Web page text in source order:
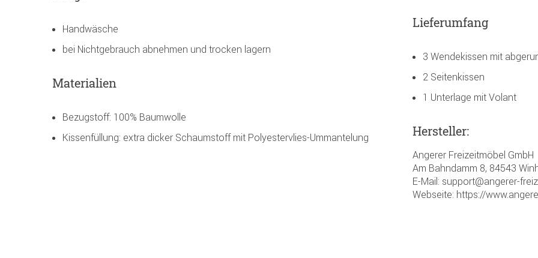
Handwäsche
bei Nichtgebrauch abnehmen und trocken lagern
Materialien
Bezugstoff: 100% Baumwolle
Kissenfüllung: extra dicker Schaumstoff mit Polyestervlies-Ummantelung
Lieferumfang
3 Wendekissen mit
2 Seitenkissen
1 Unterlage mit Volant
Hersteller:
Angerer Freizeitmöbel GmbH
Am Bahndamm 8, 84543
E-Mail: support@angerer-
Webseite: https://